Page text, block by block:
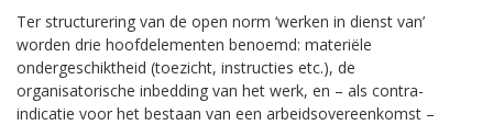
Ter structurering van de open norm ‘werken in dienst van’
worden drie hoofdelementen benoemd: materiële
ondergeschiktheid (toezicht, instructies etc.), de
organisatorische inbedding van het werk, en – als contra-
indicatie voor het bestaan van een arbeidsovereenkomst –